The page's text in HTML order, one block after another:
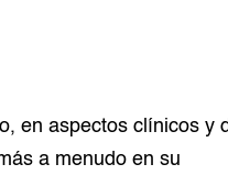
en aspectos clínicos y
a menudo en su